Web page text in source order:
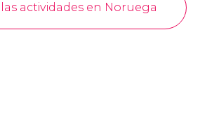
actividades en Noruega